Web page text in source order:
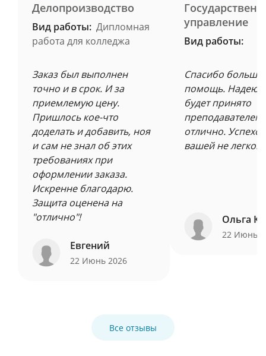
Делопроизводство
Вид работы: Дипломная
работа для колледжа
Заказ был выполнен
точно и в срок. И за
приемлемую цену.
Пришлось кое-что
доделать и добавить, ноя
и сам не знал об этих
требованиях при
оформлении заказа.
Искренне благодарю.
Защита оценена на
"отлично"!
Евгений
22 Июнь 2026
управление
Вид работы:
Спасибо
помощь.
будет принято
преподавателем
отлично.
вашей не легкой
Ольга
22 Июнь
Все отзывы